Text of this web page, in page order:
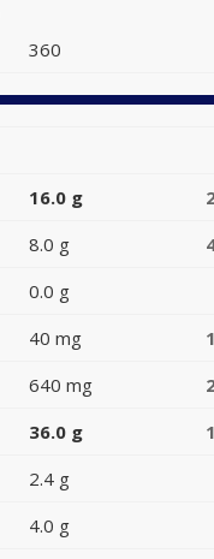
360
16.0 g
8.0 g
0.0 g
40 mg
640 mg
36.0 g
2.4 g
4.0 g